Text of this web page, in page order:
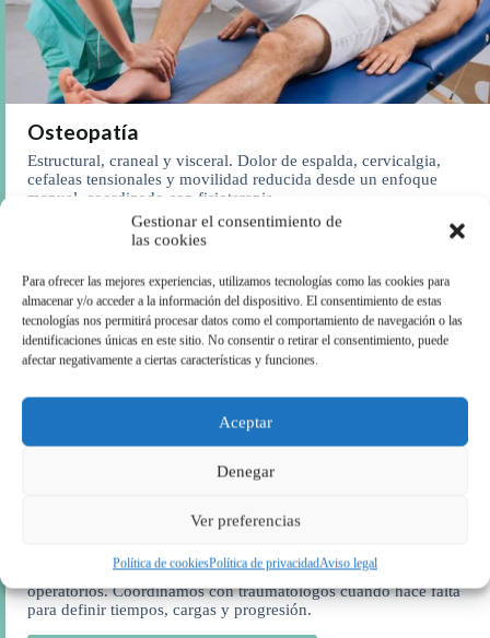
Gestionar el consentimiento de
las cookies
Para ofrecer las mejores experiencias, utilizamos tecnologías como las cookies para
almacenar y/o acceder a la información del dispositivo. El consentimiento de estas
tecnologías nos permitirá procesar datos como el comportamiento de navegación o las
identificaciones únicas en este sitio. No consentir o retirar el consentimiento, puede
afectar negativamente a ciertas características y funciones.
Aceptar
Denegar
Ver preferencias
Política de cookiesPolítica de privacidadAviso legal
Osteopatía
Estructural, craneal y visceral. Dolor de espalda, cervicalgia,
cefaleas tensionales y movilidad reducida desde un enfoque
manual, coordinado con fisioterapia.
Ver osteopatía
Roturas musculares, esguinces, lesiones meniscales y post-
operatorios. Coordinamos con traumatólogos cuando hace falta
para definir tiempos, cargas y progresión.